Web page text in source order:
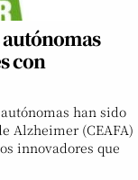
con
han sido
Alzheimer (CEAFA)
innovadores que